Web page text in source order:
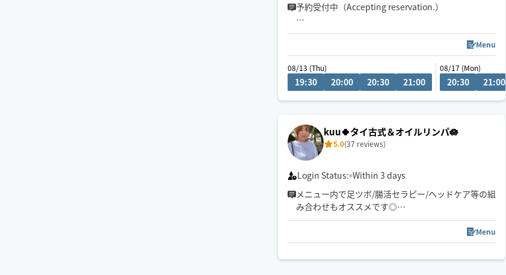
予約受付中（Accepting reservation.）
車移動が主となっていますので、ご予約時に駐車場
の情報をいただけると大変助かります。
Menu
08/13 (Thu)
19:30 20:00 20:30 21:00
08/17 (Mon)
20:30 21:00
kuu🍀タイ古式＆オイルリンパ🪷
5.0(37 reviews)
Login Status: Within 3 days
メニュー内で足ツボ/腸活セラピー/ヘッドケア等の組
み合わせもオススメです◎
ゆったりとしたリズムで心身ともリラックスしてい
頭痛/肩こり/腰痛/睡眠などの慢性的なお悩みもご相
談ください。
Menu